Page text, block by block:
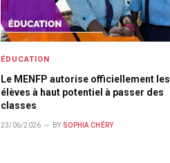
ÉDUCATION
Le MENFP autorise officiellement les
élèves à haut potentiel à passer des
classes
23/06/2026 BY SOPHIA CHÉRY